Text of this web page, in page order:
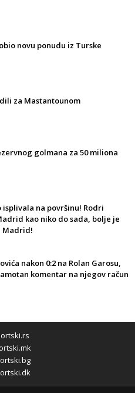
novu ponudu iz Turske
za Mastantounom
golmana za 50 miliona
isplivala na površinu! Rodri
kao niko do sada, bolje je
Madrid!
nakon 0:2 na Rolan Garosu,
komentar na njegov račun